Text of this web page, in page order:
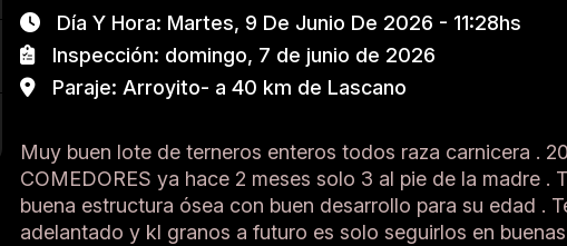
Día Y Hora: Martes, 9 De Junio De 2026 - 11:28hs
Inspección: domingo, 7 de junio de 2026
Paraje: Arroyito- a 40 km de Lascano
Muy buen lote de terneros enteros todos raza carnicera .
COMEDORES ya hace 2 meses solo 3 al pie de la madre .
buena estructura ósea con buen desarrollo para su edad .
adelantado y kl granos a futuro es solo seguirlos en